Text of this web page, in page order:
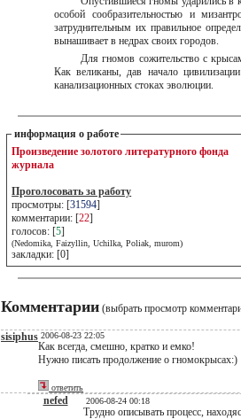
особой сообразительностью и
затруднительным их правильное
вынашивает в недрах своих городов.
Для гномов сожительство с
Как великаны, дав начало
канализационных стоках эволюции.
информация о работе
Произведение золотого литературного фонда
журнала
Проголосовать за работу
просмотры: [31594]
комментарии: [22]
голосов: [5]
(Nedomika, Faizyllin, Uchilka, Poliak, murom)
закладки: [0]
Комментарии (выбрать просмотр
sisiphus 2006-08-23 22:05
Как всегда, смешно, кратко и емко!
Нужно писать продолжение о гномокрысах:)
ответить
nefed 2006-08-24 00:18
Трудно описывать процесс,